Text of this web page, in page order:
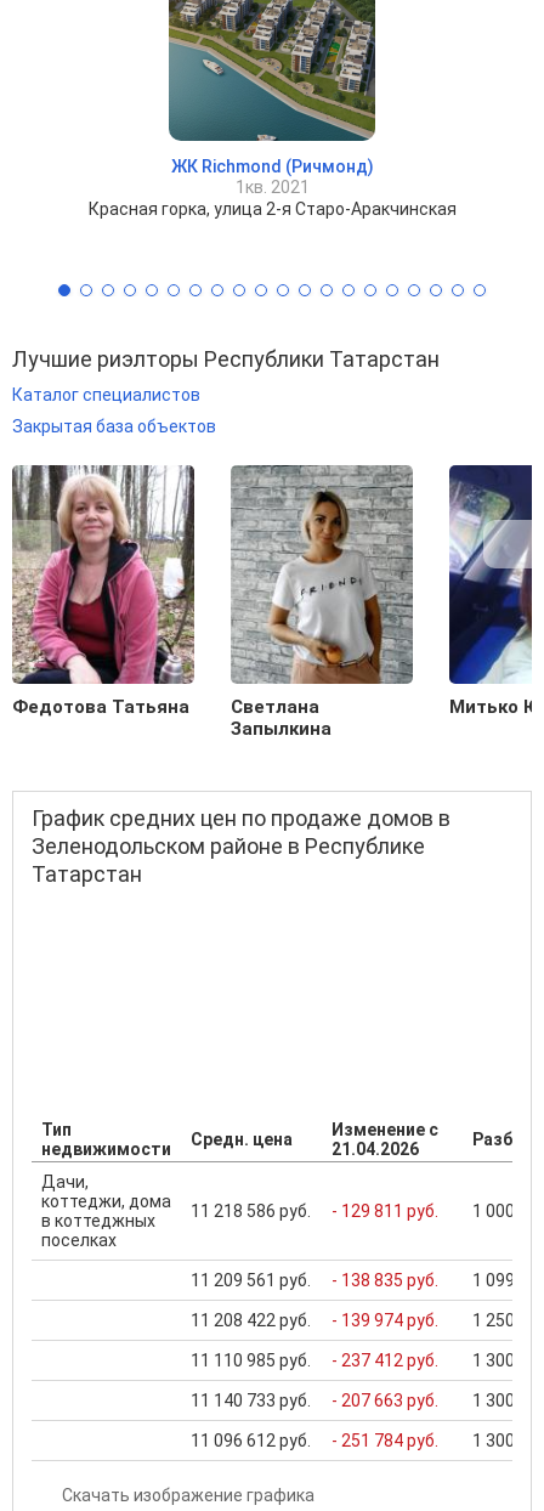
ЖК Richmond (Ричмонд)
1кв. 2021
Красная горка, улица 2-я Старо-Аракчинская
Лучшие риэлторы Республики Татарстан
Каталог специалистов
Закрытая база объектов
Федотова Татьяна
Светлана
Запылкина
Митько
График средних цен по продаже домов в
Зеленодольском районе в Республике
Татарстан
Тип
недвижимости
Средн. цена
Изменение с
21.04.2026
Дачи,
коттеджи, дома
в коттеджных
поселках
11 218 586 руб. - 129 811 руб. 1 000
11 209 561 руб. - 138 835 руб. 1 099
11 208 422 руб. - 139 974 руб. 1 250
11 110 985 руб. - 237 412 руб. 1 300
11 140 733 руб. - 207 663 руб. 1 300
11 096 612 руб. - 251 784 руб. 1 300
Скачать изображение графика